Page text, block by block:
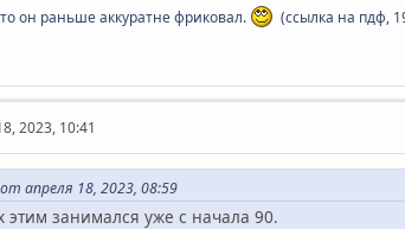
он раньше аккуратне фриковал. (ссылка на пдф,
2023, 10:41
апреля 18, 2023, 08:59
занимался уже с начала 90.